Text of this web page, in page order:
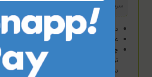
سرم دریم رز (ترانگزامیک ۵٪ + آربوتین ۲٪)
دارای فاکتور رشد سلول بنیادی سیب و رتینول
عملکرد دوگانه: ضدلک + جوان‌ساز
چه زمانی منطقی‌تر است:
زمانی که علاوه بر
ترمیم پوست و پیشگیری از پیری هستید و به
ندارید.